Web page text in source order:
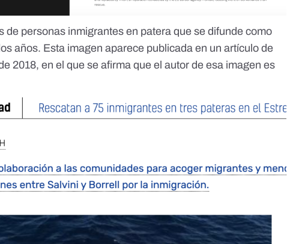
de personas inmigrantes en patera que se difunde como
años. Esta imagen aparece publicada en un artículo de
2018, en el que se afirma que el autor de esa imagen es